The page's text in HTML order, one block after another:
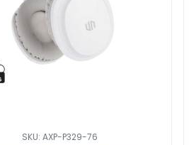
SKU: AXP-P329-76